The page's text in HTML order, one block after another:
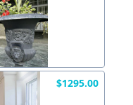
$1295.00